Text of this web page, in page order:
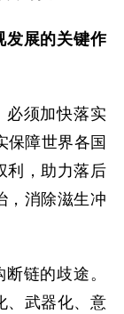
发展的关键作
必须加快落实
保障世界各国
利，助力落后
，消除滋生冲
链的歧途。
、武器化、意